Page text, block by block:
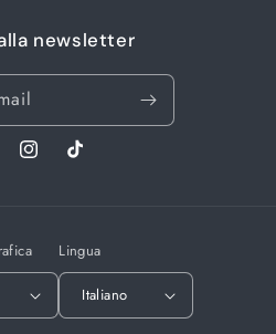
newsletter
InstagramTikTok
Lingua
Italiano